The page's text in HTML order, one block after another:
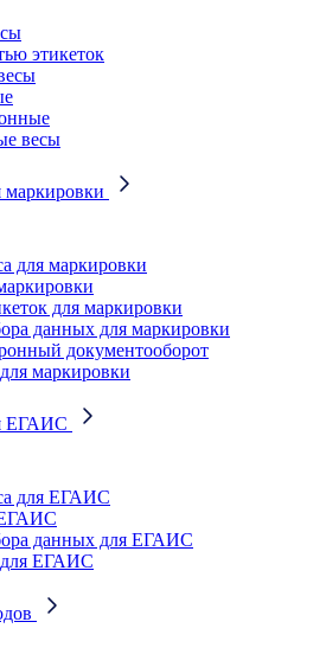
этикеток
весы
маркировки
для маркировки
для маркировки
данных для маркировки
документооборот
маркировки
ЕГАИС
для ЕГАИС
данных для ЕГАИС
ЕГАИС